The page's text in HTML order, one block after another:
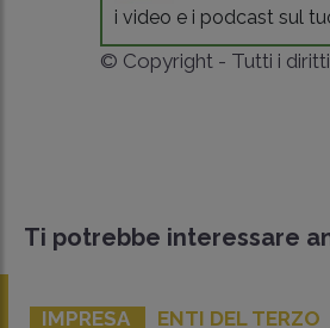
i video e i podcast sul
© Copyright - Tutti i diritti
Ti potrebbe interessare
IMPRESA
ENTI DEL TERZO